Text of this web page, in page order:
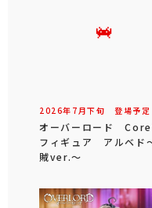
2026年 7 月下旬 登場予定
オーバーロード
フィギュア アルベド
賊ver.～